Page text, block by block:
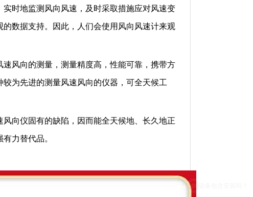
时地监测风向风速，及时采取措施应对风速变
数据支持。因此，人们会使用风向风速计来观
风向的测量，测量精度高，性能可靠，携带方
为先进的测量风速风向的仪器，可全天候工
向仪固有的缺陷，因而能全天候地、长久地正
力替代品。